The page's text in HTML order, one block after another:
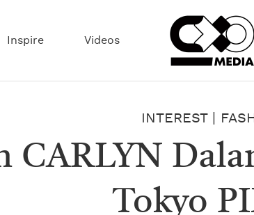
Inspire Videos
INTEREST|
CARLYN
Tokyo